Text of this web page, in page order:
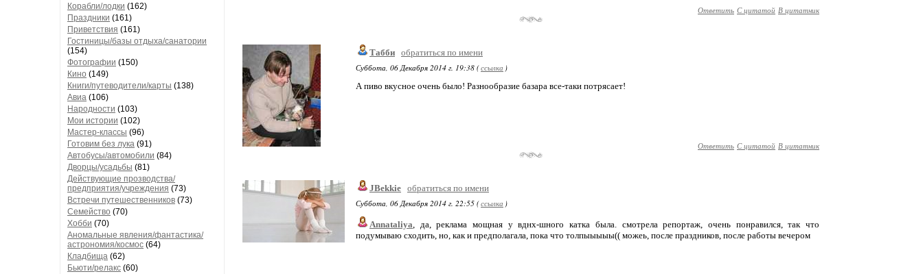
Корабли/лодки (162)
Праздники (161)
Приветствия (161)
Гостиницы/базы отдыха/санатории
(154)
Фотографии (150)
Кино (149)
Книги/путеводители/карты (138)
Авиа (106)
Народности (103)
Мои истории (102)
Мастер-классы (96)
Готовим без лука (91)
Автобусы/автомобили (84)
Дворцы/усадьбы (81)
Действующие прозводства/
предприятия/учреждения (73)
Встречи путешественников (73)
Семейство (70)
Хобби (70)
Аномальные явления/фантастика/
астрономия/космос (64)
Кладбища (62)
Бьюти/релакс (60)
Ответить С цитатой В цитатник
Табби обратиться по имени
Суббота, 06 Декабря 2014 г. 19:38 (ссылка )
А пиво вкусное очень было! Разнообразие базара все-таки потрясает!
Ответить С цитатой В цитатник
JBekkie обратиться по имени
Суббота, 06 Декабря 2014 г. 22:55 (ссылка )
Annataliya, да, реклама мощная у вднх-шного катка была. смотрела репортаж, очень понравился, так что
подумываю сходить, но, как и предполагала, пока что толпыыыыы(( можеь, после праздников, после работы вечером